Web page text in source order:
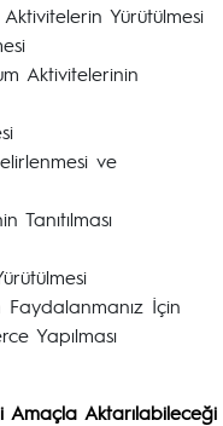
Yürütülmesi
Aktivitelerinin
ve
Tanıtılması
İçin
Yapılması
Aktarılabileceği